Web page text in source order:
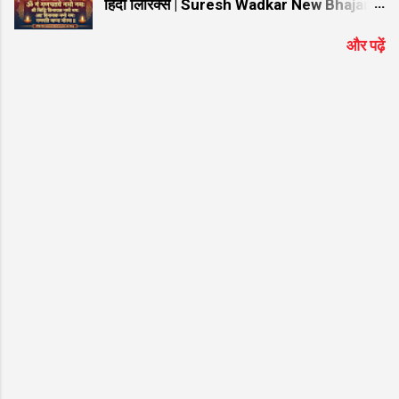
हिंदी लिरिक्स | Suresh Wadkar New Bhajan
ManTRa Lyrics | ॐ गं गणपतये नमो नमः मंत्रऔर पढ़ें